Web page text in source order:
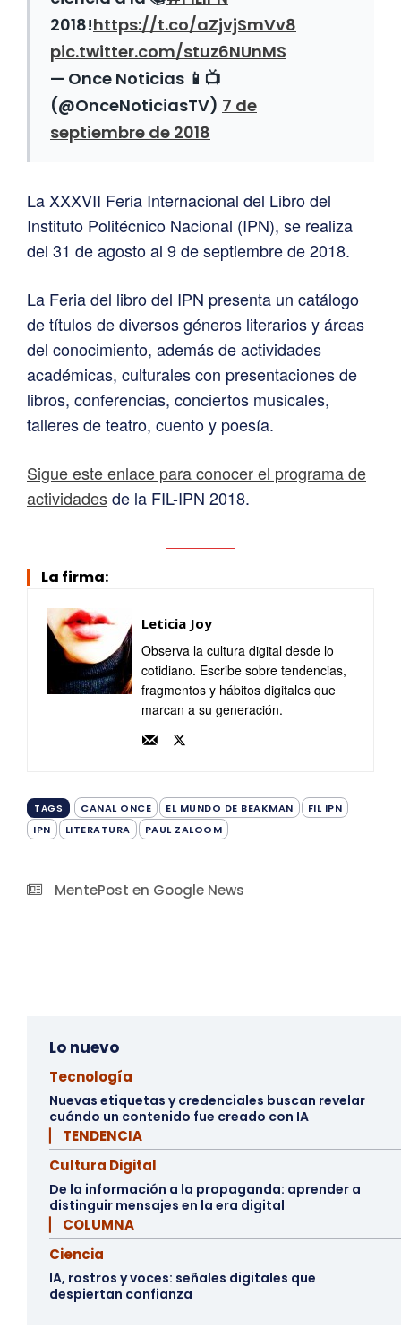
2018!https://t.co/aZjvjSmVv8
pic.twitter.com/stuz6NUnMS
— Once Noticias 📱📺
(@OnceNoticiasTV) 7 de
septiembre de 2018
La XXXVII Feria Internacional del Libro del
Instituto Politécnico Nacional (IPN), se realiza
del 31 de agosto al 9 de septiembre de 2018.
La Feria del libro del IPN presenta un catálogo
de títulos de diversos géneros literarios y áreas
del conocimiento, además de actividades
académicas, culturales con presentaciones de
libros, conferencias, conciertos musicales,
talleres de teatro, cuento y poesía.
Sigue este enlace para conocer el programa de
actividadesde la FIL-IPN 2018.
La firma:
Leticia Joy
Observa la cultura digital desde lo
cotidiano. Escribe sobre tendencias,
fragmentos y hábitos digitales que
marcan a su generación.
TAGS CANAL ONCE EL MUNDO DE BEAKMAN
FIL IPN
IPN
LITERATURA PAUL ZALOOM
MentePost en Google News
Lo nuevo
Tecnología
Nuevas etiquetas y credenciales buscan revelar
cuándo un contenido fue creado con IA
▏ TENDENCIA
Cultura Digital
De la información a la propaganda: aprender a
distinguir mensajes en la era digital
▏ COLUMNA
Ciencia
IA, rostros y voces: señales digitales que
despiertan confianza